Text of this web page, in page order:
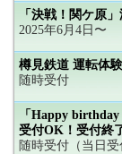
「決戦！関ケ原
2025年6月4日〜
樽見鉄道 運転体
随時受付
「Happy
受付OK！受付終
随時受付（当日受